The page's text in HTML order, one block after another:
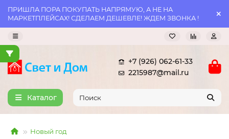
ПРИШЛА ПОРА ПОКУПАТЬ НАПРЯМУЮ, А НЕ НА
МАРКЕТПЛЕЙСАХ! СДЕЛАЕМ ДЕШЕВЛЕ! ЖДЕМ ЗВОНКА !
+7 (926) 062-61-33
2215987@mail.ru
Каталог
Новый год